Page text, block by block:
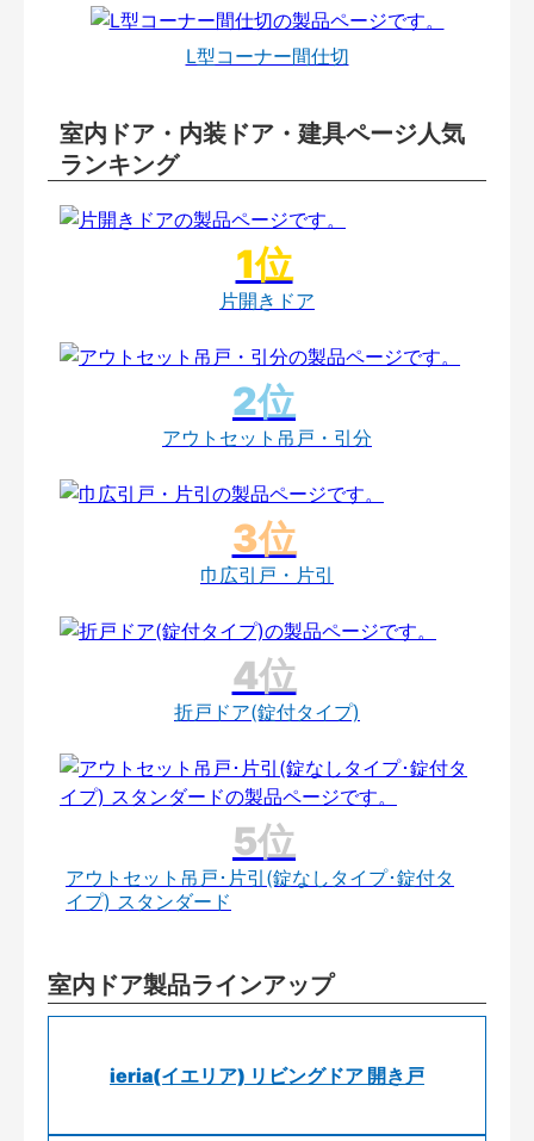
L型コーナー間仕切
室内ドア・内装ドア・建具ページ人気
ランキング
片開きドア
アウトセット吊戸・引分
巾広引戸・片引
折戸ドア(錠付タイプ)
アウトセット吊戸･片引(錠なしタイプ･錠付タ
イプ) スタンダード
室内ドア製品ラインアップ
ieria(イエリア) リビングドア 開き戸